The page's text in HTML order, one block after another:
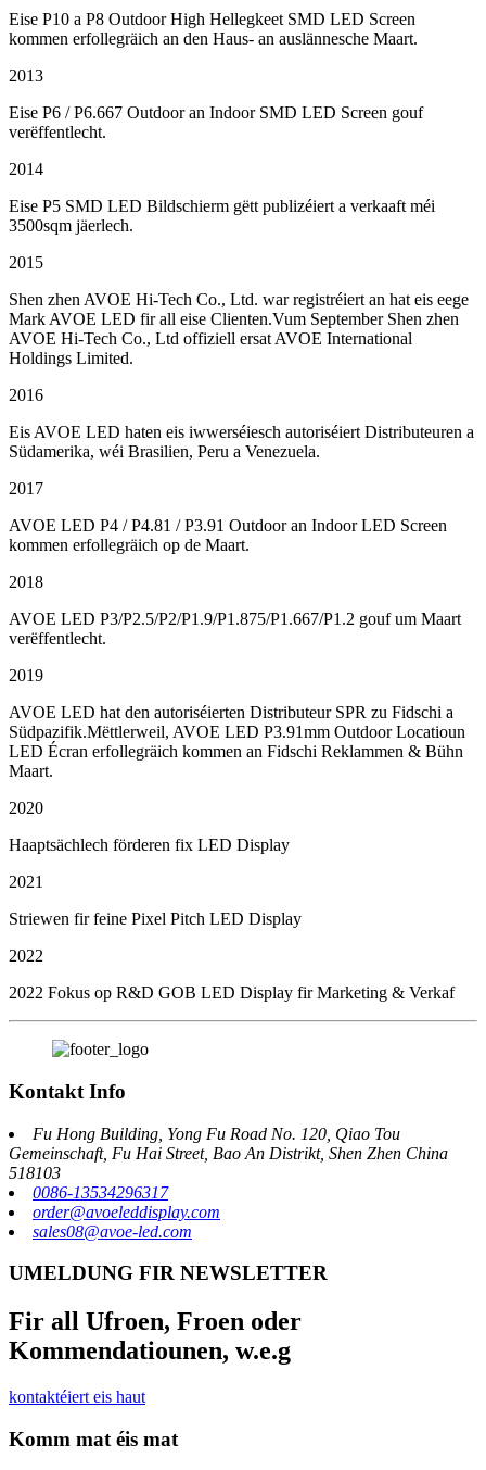
Eise P10 a P8 Outdoor High Hellegkeet SMD LED Screen
kommen erfollegräich an den Haus- an auslännesche Maart.
2013
Eise P6 / P6.667 Outdoor an Indoor SMD LED Screen gouf
verëffentlecht.
2014
Eise P5 SMD LED Bildschierm gëtt publizéiert a verkaaft méi
3500sqm jäerlech.
2015
Shen zhen AVOE Hi-Tech Co., Ltd. war registréiert an hat eis eege
Mark AVOE LED fir all eise Clienten.Vum September Shen zhen
AVOE Hi-Tech Co., Ltd offiziell ersat AVOE International
Holdings Limited.
2016
Eis AVOE LED haten eis iwwerséiesch autoriséiert Distributeuren a
Südamerika, wéi Brasilien, Peru a Venezuela.
2017
AVOE LED P4 / P4.81 / P3.91 Outdoor an Indoor LED Screen
kommen erfollegräich op de Maart.
2018
AVOE LED P3/P2.5/P2/P1.9/P1.875/P1.667/P1.2 gouf um Maart
verëffentlecht.
2019
AVOE LED hat den autoriséierten Distributeur SPR zu Fidschi a
Südpazifik.Mëttlerweil, AVOE LED P3.91mm Outdoor Locatioun
LED Écran erfollegräich kommen an Fidschi Reklammen & Bühn
Maart.
2020
Haaptsächlech förderen fix LED Display
2021
Striewen fir feine Pixel Pitch LED Display
2022
2022 Fokus op R&D GOB LED Display fir Marketing & Verkaf
Kontakt Info
Fu Hong Building, Yong Fu Road No. 120, Qiao Tou
Gemeinschaft, Fu Hai Street, Bao An Distrikt, Shen Zhen China
518103
0086-13534296317
order@avoeleddisplay.com
sales08@avoe-led.com
UMELDUNG FIR NEWSLETTER
Fir all Ufroen, Froen oder
Kommendatiounen, w.e.g
kontaktéiert eis haut
Komm mat éis mat